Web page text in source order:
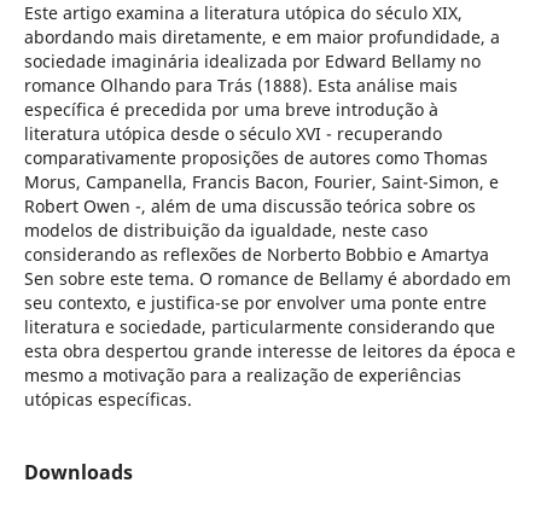
Este artigo examina a literatura utópica do século XIX,
abordando mais diretamente, e em maior profundidade, a
sociedade imaginária idealizada por Edward Bellamy no
romance Olhando para Trás (1888). Esta análise mais
específica é precedida por uma breve introdução à
literatura utópica desde o século XVI - recuperando
comparativamente proposições de autores como Thomas
Morus, Campanella, Francis Bacon, Fourier, Saint-Simon, e
Robert Owen -, além de uma discussão teórica sobre os
modelos de distribuição da igualdade, neste caso
considerando as reflexões de Norberto Bobbio e Amartya
Sen sobre este tema. O romance de Bellamy é abordado em
seu contexto, e justifica-se por envolver uma ponte entre
literatura e sociedade, particularmente considerando que
esta obra despertou grande interesse de leitores da época e
mesmo a motivação para a realização de experiências
utópicas específicas.
Downloads